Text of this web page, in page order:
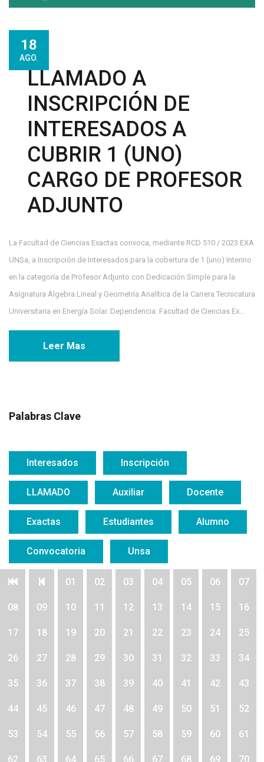
18
AGO.
LLAMADO A
INSCRIPCIÓN DE
INTERESADOS A
CUBRIR 1 (UNO)
CARGO DE PROFESOR
ADJUNTO
La Facultad de Ciencias Exactas convoca, mediante RCD 510 / 2023 EXA
UNSa, a Inscripción de Interesados para la cobertura de 1 (uno) Interino
en la categoría de Profesor Adjunto con Dedicación Simple para la
Asignatura Álgebra Lineal y Geometría Analítica de la Carrera Tecnicatura
Universitaria en Energía Solar. Dependencia: Facultad de Ciencias Ex...
Leer Mas
Palabras Clave
Interesados Inscripción
LLAMADO Auxiliar Docente
Exactas Estudiantes Alumno
Convocatoria Unsa
01 02 03 04 05 06 07
08 09 10 11 12 13 14 15 16
17 18 19 20 21 22 23 24 25
26 27 28 29 30 31 32 33 34
35 36 37 38 39 40 41 42 43
44 45 46 47 48 49 50 51 52
53 54 55 56 57 58 59 60 61
62 63 64 65 66 67 68 69 70